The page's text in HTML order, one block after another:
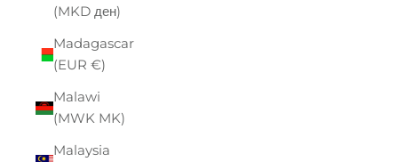
(MKD ден)
Madagascar
(EUR €)
Malawi
(MWK MK)
Malaysia